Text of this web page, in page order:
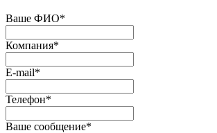
Ваше ФИО*
Компания*
E-mail*
Телефон*
Ваше сообщение*